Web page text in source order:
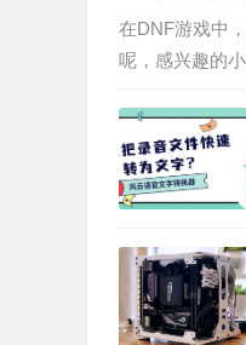
在DNF游戏中
呢，感兴趣的
入BOSS战关